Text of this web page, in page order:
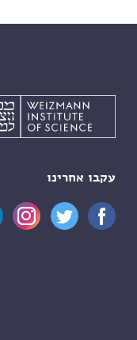
עקבו אחרינו